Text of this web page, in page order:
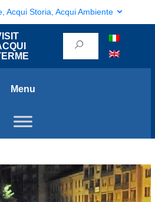
Acqui Storia, Acqui Ambiente
Menu